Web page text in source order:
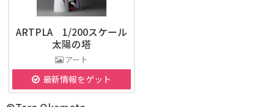
ARTPLA 1/200スケール
太陽の塔
アート
最新情報をゲット